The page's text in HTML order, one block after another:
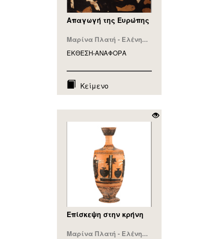
Απαγωγή της Ευρώπης
Μαρίνα Πλατή - Ελένη...
ΕΚΘΕΣΗ-ΑΝΑΦΟΡA
Κείμενο
Επίσκεψη στην κρήνη
Μαρίνα Πλατή - Ελένη...